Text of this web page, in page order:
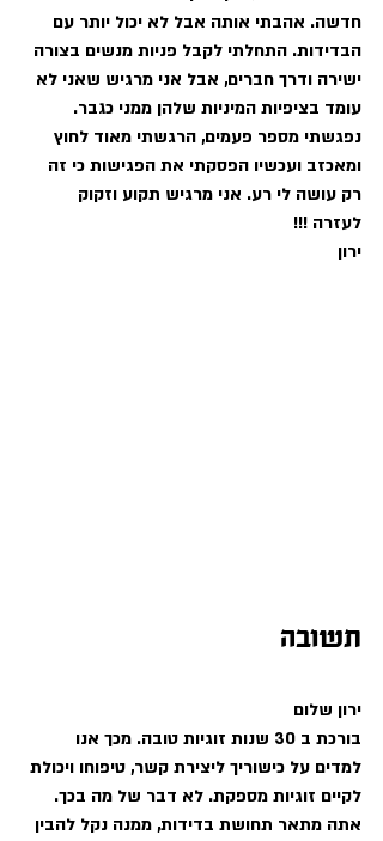
חדשה. אהבתי אותה אבל לא יכול יותר עם
הבדידות. התחלתי לקבל פניות מנשים בצורה
ישירה ודרך חברים, אבל אני מרגיש שאני לא
עומד בציפיות המיניות שלהן ממני כגבר.
נפגשתי מספר פעמים, הרגשתי מאוד לחוץ
ומאכזב ועכשיו הפסקתי את הפגישות כי זה
רק עושה לי רע. אני מרגיש תקוע וזקוק
לעזרה !!!
ירון
תשובה
ירון שלום
בורכת ב 30 שנות זוגיות טובה. מכך אנו
למדים על כישוריך ליצירת קשר, טיפוחו ויכולת
לקיים זוגיות מספקת. לא דבר של מה בכך.
אתה מתאר תחושת בדידות, ממנה נקל להבין